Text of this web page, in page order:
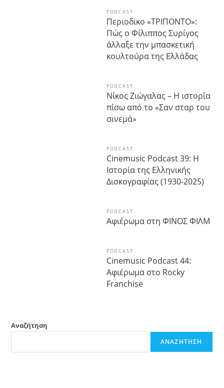
PODCAST
Περιοδικο «ΤΡΙΠΟΝΤΟ»:
Πώς ο Φίλιππος Συρίγος
άλλαξε την μπασκετική
κουλτούρα της Ελλάδας
PODCAST
Νίκος Ζιώγαλας – Η ιστορία
πίσω από το «Σαν σταρ του
σινεμά»
PODCAST
Cinemusic Podcast 39: Η
Ιστορία της Ελληνικής
Δισκογραφίας (1930-2025)
PODCAST
Αφιέρωμα στη ΦΙΝΟΣ ΦΙΛΜ
PODCAST
Cinemusic Podcast 44:
Αφιέρωμα στο Rocky
Franchise
Αναζήτηση
ΑΝΑΖΉΤΗΣΗ